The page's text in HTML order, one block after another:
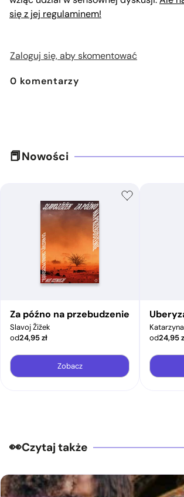
się z jej regulaminem!
Zaloguj się, aby skomentować
0 komentarzy
Nowości
Za późno na przebudzenie
Slavoj Žižek
od24,95zł
Zobacz
od24,95
Czytaj także